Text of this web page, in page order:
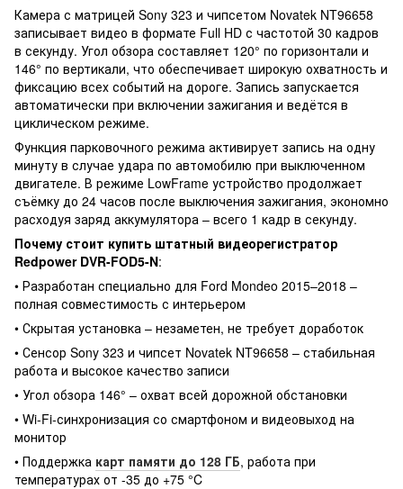
Камера с матрицей Sony 323 и чипсетом Novatek NT96658
записывает видео в формате Full HD с частотой 30 кадров
в секунду. Угол обзора составляет 120° по горизонтали и
146° по вертикали, что обеспечивает широкую охватность и
фиксацию всех событий на дороге. Запись запускается
автоматически при включении зажигания и ведётся в
циклическом режиме.
Функция парковочного режима активирует запись на одну
минуту в случае удара по автомобилю при выключенном
двигателе. В режиме LowFrame устройство продолжает
съёмку до 24 часов после выключения зажигания, экономно
расходуя заряд аккумулятора – всего 1 кадр в секунду.
Почему стоит купить штатный видеорегистратор
Redpower DVR-FOD5-N:
• Разработан специально для Ford Mondeo 2015–2018 –
полная совместимость с интерьером
• Скрытая установка – незаметен, не требует доработок
• Сенсор Sony 323 и чипсет Novatek NT96658 – стабильная
работа и высокое качество записи
• Угол обзора 146° – охват всей дорожной обстановки
• Wi-Fi-синхронизация со смартфоном и видеовыход на
монитор
• Поддержка карт памяти до 128 ГБ, работа при
температурах от -35 до +75 °C